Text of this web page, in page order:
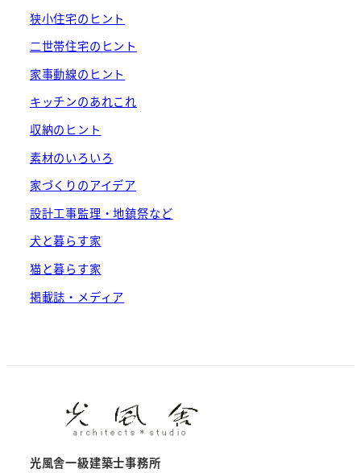
狭小住宅のヒント
二世帯住宅のヒント
家事動線のヒント
キッチンのあれこれ
収納のヒント
素材のいろいろ
家づくりのアイデア
設計工事監理・地鎮祭など
犬と暮らす家
猫と暮らす家
掲載誌・メディア
光風舎一級建築士事務所